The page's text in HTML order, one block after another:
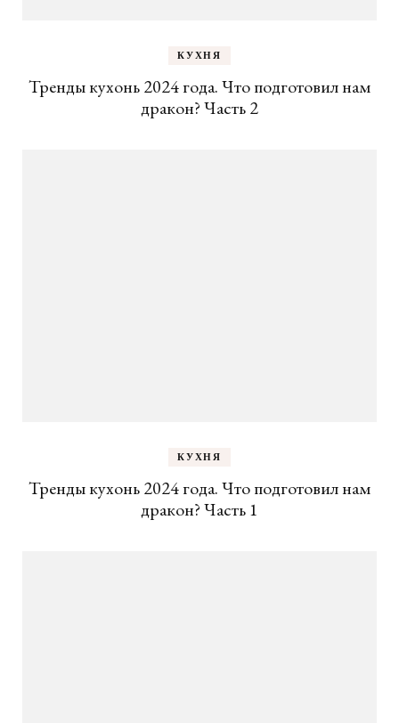
КУХНЯ
Тренды кухонь 2024 года. Что подготовил нам
дракон? Часть 2
КУХНЯ
Тренды кухонь 2024 года. Что подготовил нам
дракон? Часть 1